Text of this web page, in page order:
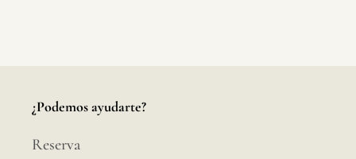
¿Podemos ayudarte?
Reserva